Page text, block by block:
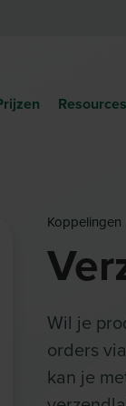
Resources
Koppelingen
Wil je
orders
kan je